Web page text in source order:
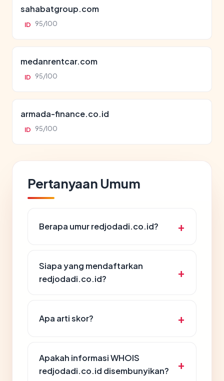
sahabatgroup.com
ID 95/100
medanrentcar.com
ID 95/100
armada-finance.co.id
ID 95/100
Pertanyaan Umum
Berapa umur redjodadi.co.id?
Siapa yang mendaftarkan
redjodadi.co.id?
Apa arti skor?
Apakah informasi WHOIS
redjodadi.co.id disembunyikan?